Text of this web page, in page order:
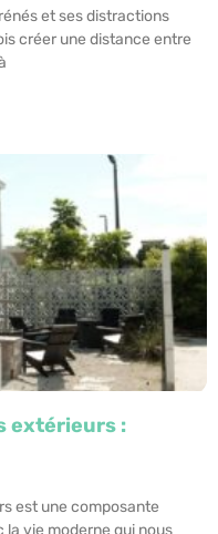
et ses distractions
créer une distance entre
extérieurs :
est une composante